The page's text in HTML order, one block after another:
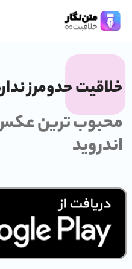
خلاقیت حدومرز
محبوب ترین
اندروید